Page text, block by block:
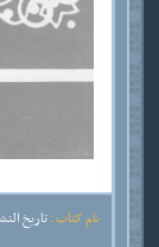
نام کتاب :تاريخ